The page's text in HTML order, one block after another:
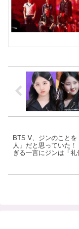
BTS V、ジンのこと
人」だと思っていた
ぎる一言にジンは「
爆笑